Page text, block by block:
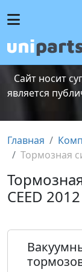
Сайт носит
является
Главная
Тормозная
CEED 2012